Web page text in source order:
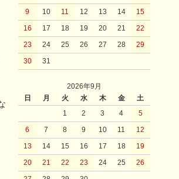
9
10 11 12 13 14
15
16
17 18 19 20 21
22
23
24 25 26 27 28
29
30
31
2026年9月
日
月 火 水 木 金
土
1
2 3 4
5
6
7 8 9 10 11
12
13
14 15 16 17 18
19
20
21 22 23 24 25
26